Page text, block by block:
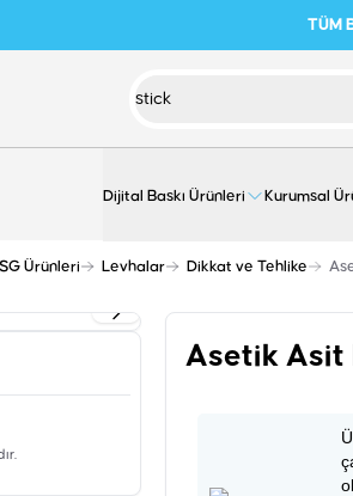
TÜM
Dijital Baskı Ürünleri Kurumsal
İSG Ürünleri Levhalar Dikkat ve Tehlike
Asetik Asit